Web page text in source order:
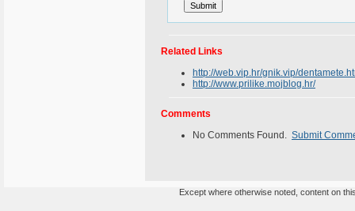
Related Links
http://web.vip.hr/gnik.vip/
http://www.prilike.mojblog.hr/
Comments
No Comments Found. Submit
Except where otherwise noted, content on